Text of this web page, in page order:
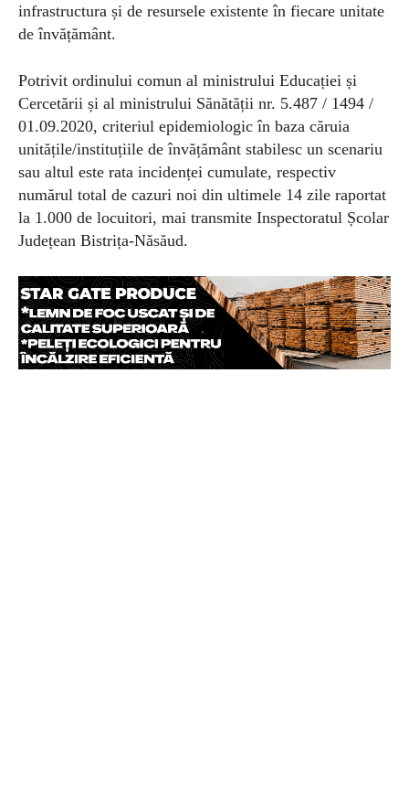
infrastructura și de resursele existente în fiecare unitate
de învățământ.
Potrivit ordinului comun al ministrului Educației și
Cercetării și al ministrului Sănătății nr. 5.487 / 1494 /
01.09.2020, criteriul epidemiologic în baza căruia
unitățile/instituțiile de învățământ stabilesc un scenariu
sau altul este rata incidenței cumulate, respectiv
numărul total de cazuri noi din ultimele 14 zile raportat
la 1.000 de locuitori, mai transmite Inspectoratul Școlar
Județean Bistrița-Năsăud.